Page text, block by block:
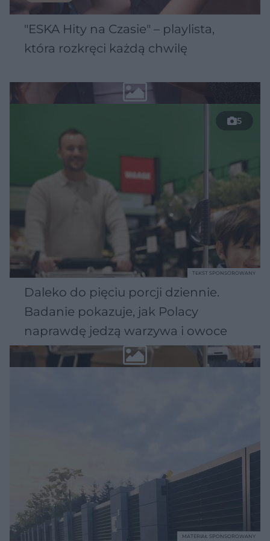
"ESKA Hity na Czasie" – playlista,
która rozkręci każdą chwilę
5
Daleko do pięciu porcji dziennie.
Badanie pokazuje, jak Polacy
naprawdę jedzą warzywa i owoce
TEKST SPONSOROWANY
MATERIAŁ SPONSOROWANY